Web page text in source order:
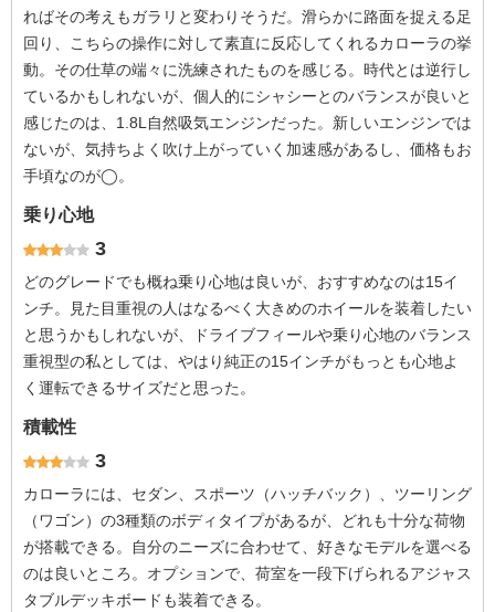
ればその考えもガラリと変わりそうだ。滑らかに路面を捉える足
回り、こちらの操作に対して素直に反応してくれるカローラの挙
動。その仕草の端々に洗練されたものを感じる。時代とは逆行し
ているかもしれないが、個人的にシャシーとのバランスが良いと
感じたのは、1.8L自然吸気エンジンだった。新しいエンジンでは
ないが、気持ちよく吹け上がっていく加速感があるし、価格もお
手頃なのが◯。
乗り心地
3
どのグレードでも概ね乗り心地は良いが、おすすめなのは15イ
ンチ。見た目重視の人はなるべく大きめのホイールを装着したい
と思うかもしれないが、ドライブフィールや乗り心地のバランス
重視型の私としては、やはり純正の15インチがもっとも心地よ
く運転できるサイズだと思った。
積載性
3
カローラには、セダン、スポーツ（ハッチバック）、ツーリング
（ワゴン）の3種類のボディタイプがあるが、どれも十分な荷物
が搭載できる。自分のニーズに合わせて、好きなモデルを選べる
のは良いところ。オプションで、荷室を一段下げられるアジャス
タブルデッキボードも装着できる。